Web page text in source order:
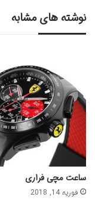
نوشته های مشابه
ساعت مچی فراری
فوریه 14, 2018